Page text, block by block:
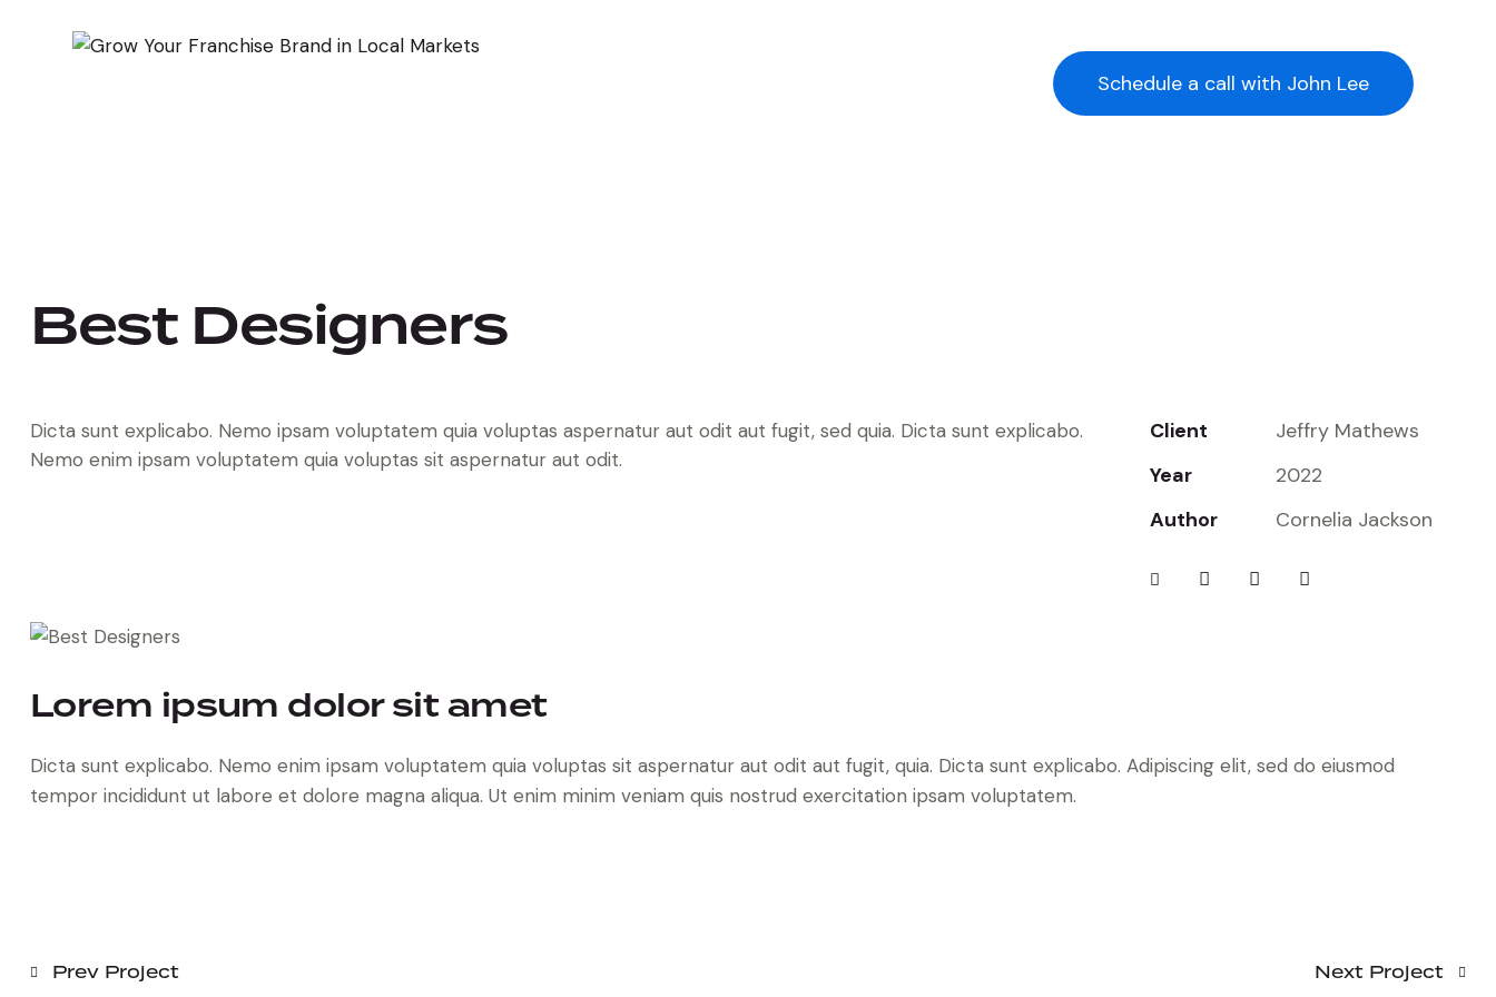
Schedule a call with John Lee
Best Designers
Dicta sunt explicabo. Nemo ipsam voluptatem quia voluptas aspernatur aut odit aut fugit, sed quia. Dicta sunt explicabo.
Nemo enim ipsam voluptatem quia voluptas sit aspernatur aut odit.
Client
Jeffry Mathews
Year
2022
Author
Cornelia Jackson
Lorem ipsum dolor sit amet
Dicta sunt explicabo. Nemo enim ipsam voluptatem quia voluptas sit aspernatur aut odit aut fugit, quia. Dicta sunt explicabo. Adipiscing elit, sed do eiusmod
tempor incididunt ut labore et dolore magna aliqua. Ut enim minim veniam quis nostrud exercitation ipsam voluptatem.
Prev Project Next Project